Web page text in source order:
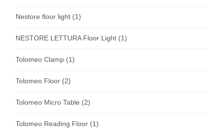
Nestore floor light (1)
NESTORE LETTURA Floor Light (1)
Tolomeo Clamp (1)
Tolomeo Floor (2)
Tolomeo Micro Table (2)
Tolomeo Reading Floor (1)